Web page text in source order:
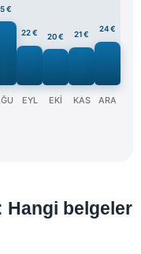
€
22 €
EYL
20 €
EKİ
21 €
KAS
24 €
ARA
Hangi belgeler